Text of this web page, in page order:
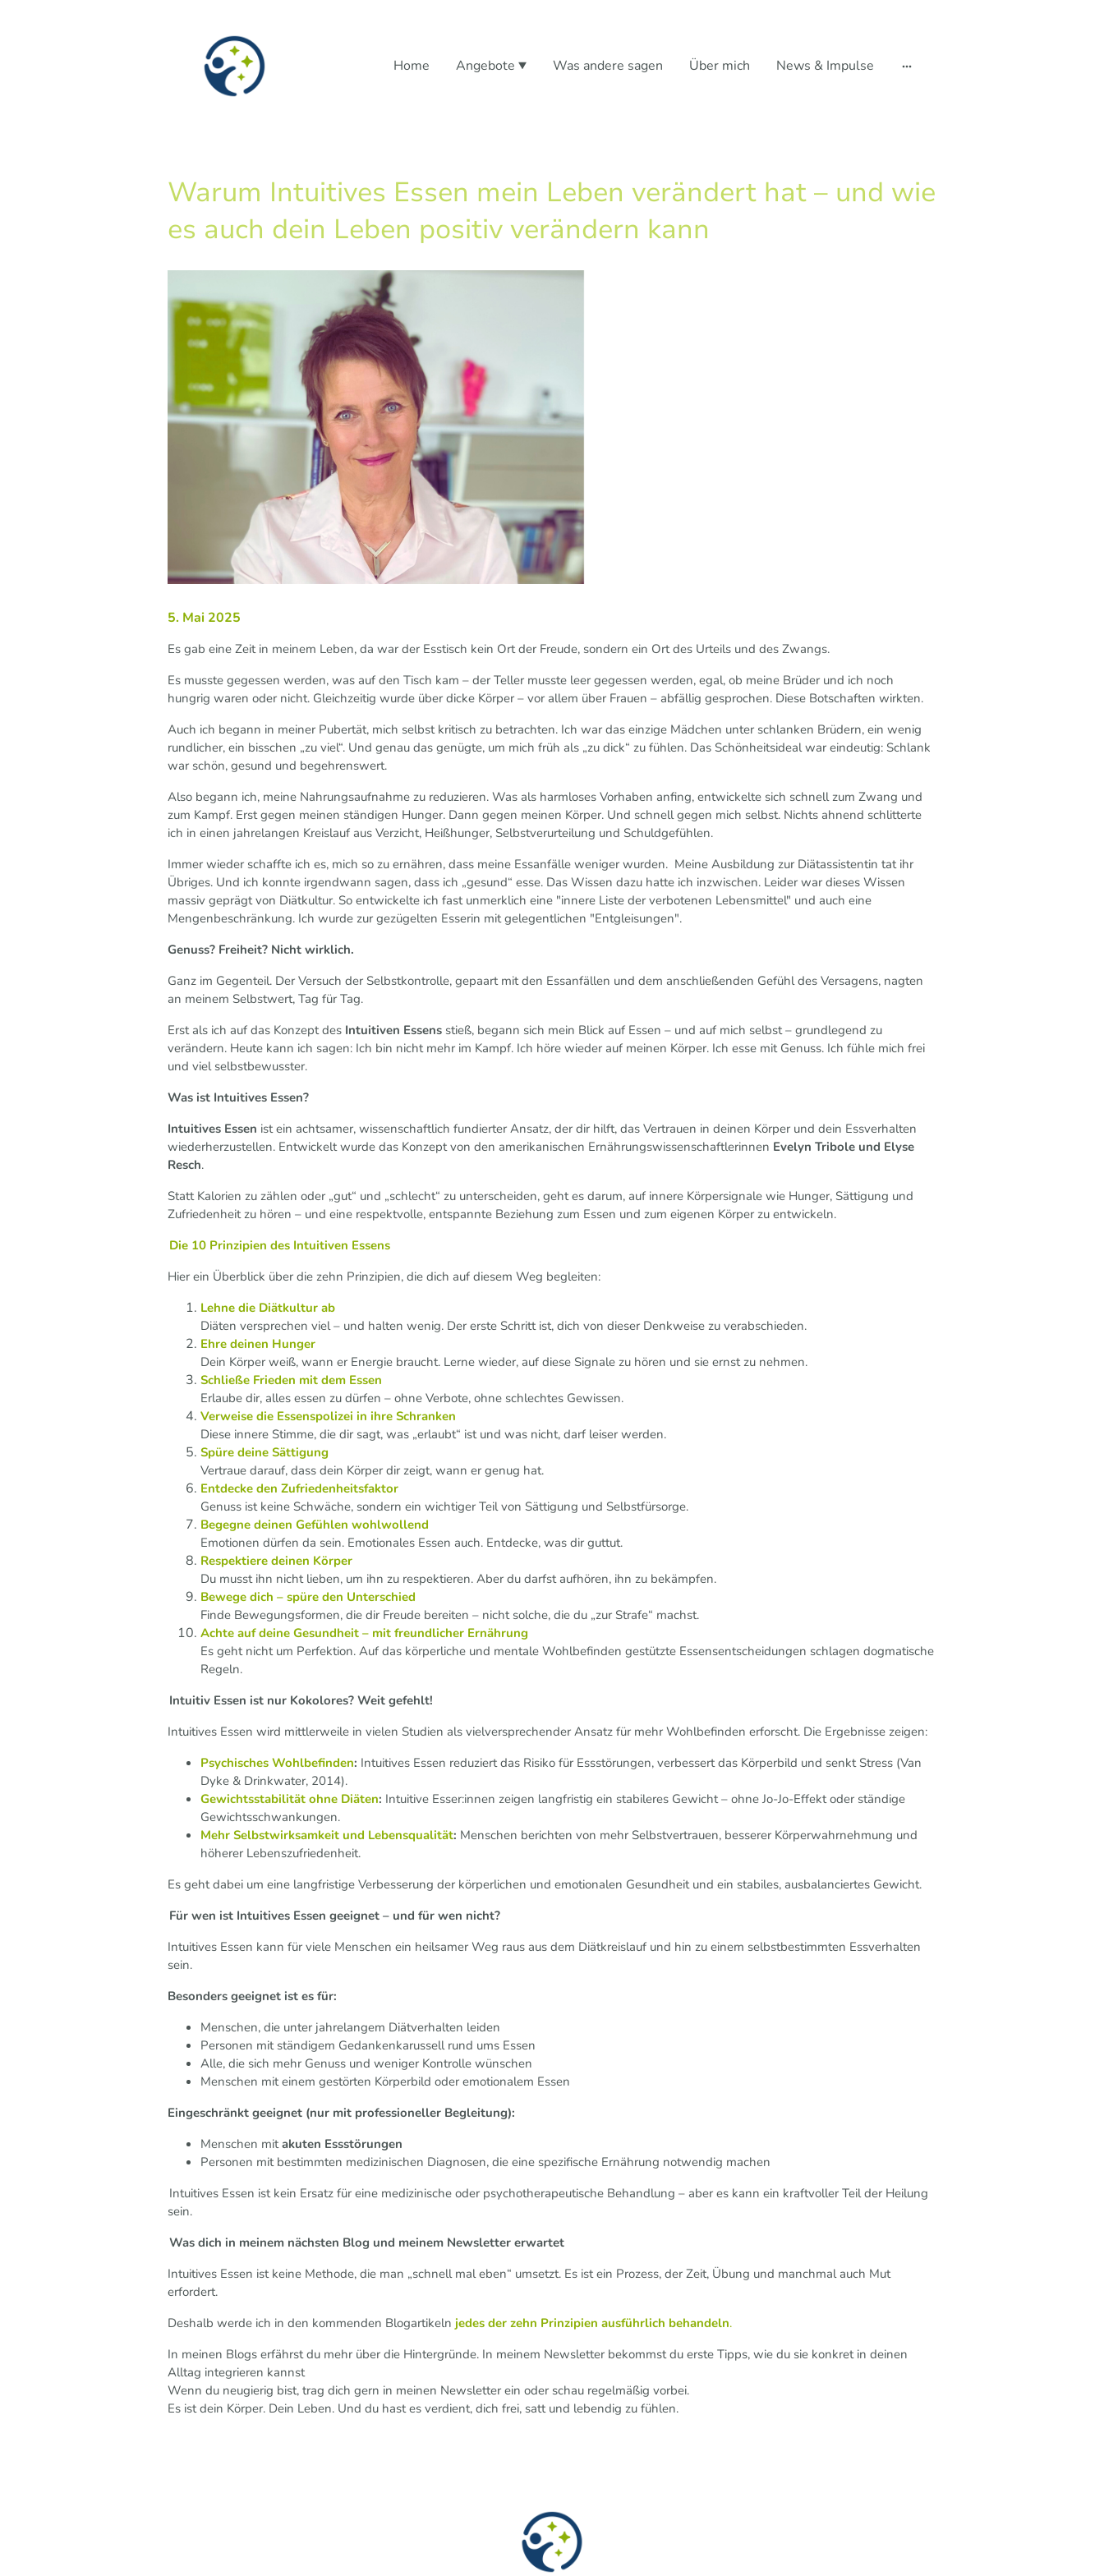
Home Angebote Was andere sagen Über mich News & Impulse
Warum Intuitives Essen mein Leben verändert hat – und wie
es auch dein Leben positiv verändern kann
5. Mai 2025
Es gab eine Zeit in meinem Leben, da war der Esstisch kein Ort der Freude, sondern ein Ort des Urteils und des Zwangs.
Es musste gegessen werden, was auf den Tisch kam – der Teller musste leer gegessen werden, egal, ob meine Brüder und ich noch
hungrig waren oder nicht. Gleichzeitig wurde über dicke Körper – vor allem über Frauen – abfällig gesprochen. Diese Botschaften wirkten.
Auch ich begann in meiner Pubertät, mich selbst kritisch zu betrachten. Ich war das einzige Mädchen unter schlanken Brüdern, ein wenig
rundlicher, ein bisschen „zu viel“. Und genau das genügte, um mich früh als „zu dick“ zu fühlen. Das Schönheitsideal war eindeutig: Schlank
war schön, gesund und begehrenswert.
Also begann ich, meine Nahrungsaufnahme zu reduzieren. Was als harmloses Vorhaben anfing, entwickelte sich schnell zum Zwang und
zum Kampf. Erst gegen meinen ständigen Hunger. Dann gegen meinen Körper. Und schnell gegen mich selbst. Nichts ahnend schlitterte
ich in einen jahrelangen Kreislauf aus Verzicht, Heißhunger, Selbstverurteilung und Schuldgefühlen.
Immer wieder schaffte ich es, mich so zu ernähren, dass meine Essanfälle weniger wurden. Meine Ausbildung zur Diätassistentin tat ihr
Übriges. Und ich konnte irgendwann sagen, dass ich „gesund“ esse. Das Wissen dazu hatte ich inzwischen. Leider war dieses Wissen
massiv geprägt von Diätkultur. So entwickelte ich fast unmerklich eine "innere Liste der verbotenen Lebensmittel" und auch eine
Mengenbeschränkung. Ich wurde zur gezügelten Esserin mit gelegentlichen "Entgleisungen".
Genuss? Freiheit? Nicht wirklich.
Ganz im Gegenteil. Der Versuch der Selbstkontrolle, gepaart mit den Essanfällen und dem anschließenden Gefühl des Versagens, nagten
an meinem Selbstwert, Tag für Tag.
Erst als ich auf das Konzept des Intuitiven Essens stieß, begann sich mein Blick auf Essen – und auf mich selbst – grundlegend zu
verändern. Heute kann ich sagen: Ich bin nicht mehr im Kampf. Ich höre wieder auf meinen Körper. Ich esse mit Genuss. Ich fühle mich frei
und viel selbstbewusster.
Was ist Intuitives Essen?
Intuitives Essen ist ein achtsamer, wissenschaftlich fundierter Ansatz, der dir hilft, das Vertrauen in deinen Körper und dein Essverhalten
wiederherzustellen. Entwickelt wurde das Konzept von den amerikanischen Ernährungswissenschaftlerinnen Evelyn Tribole und Elyse
Resch.
Statt Kalorien zu zählen oder „gut“ und „schlecht“ zu unterscheiden, geht es darum, auf innere Körpersignale wie Hunger, Sättigung und
Zufriedenheit zu hören – und eine respektvolle, entspannte Beziehung zum Essen und zum eigenen Körper zu entwickeln.
Die 10 Prinzipien des Intuitiven Essens
Hier ein Überblick über die zehn Prinzipien, die dich auf diesem Weg begleiten:
Lehne die Diätkultur ab
Diäten versprechen viel – und halten wenig. Der erste Schritt ist, dich von dieser Denkweise zu verabschieden.
Ehre deinen Hunger
Dein Körper weiß, wann er Energie braucht. Lerne wieder, auf diese Signale zu hören und sie ernst zu nehmen.
Schließe Frieden mit dem Essen
Erlaube dir, alles essen zu dürfen – ohne Verbote, ohne schlechtes Gewissen.
Verweise die Essenspolizei in ihre Schranken
Diese innere Stimme, die dir sagt, was „erlaubt“ ist und was nicht, darf leiser werden.
Spüre deine Sättigung
Vertraue darauf, dass dein Körper dir zeigt, wann er genug hat.
Entdecke den Zufriedenheitsfaktor
Genuss ist keine Schwäche, sondern ein wichtiger Teil von Sättigung und Selbstfürsorge.
Begegne deinen Gefühlen wohlwollend
Emotionen dürfen da sein. Emotionales Essen auch. Entdecke, was dir guttut.
Respektiere deinen Körper
Du musst ihn nicht lieben, um ihn zu respektieren. Aber du darfst aufhören, ihn zu bekämpfen.
Bewege dich – spüre den Unterschied
Finde Bewegungsformen, die dir Freude bereiten – nicht solche, die du „zur Strafe“ machst.
Achte auf deine Gesundheit – mit freundlicher Ernährung
Es geht nicht um Perfektion. Auf das körperliche und mentale Wohlbefinden gestützte Essensentscheidungen schlagen dogmatische
Regeln.
Intuitiv Essen ist nur Kokolores? Weit gefehlt!
Intuitives Essen wird mittlerweile in vielen Studien als vielversprechender Ansatz für mehr Wohlbefinden erforscht. Die Ergebnisse zeigen:
Psychisches Wohlbefinden: Intuitives Essen reduziert das Risiko für Essstörungen, verbessert das Körperbild und senkt Stress (Van
Dyke & Drinkwater, 2014).
Gewichtsstabilität ohne Diäten: Intuitive Esser:innen zeigen langfristig ein stabileres Gewicht – ohne Jo-Jo-Effekt oder ständige
Gewichtsschwankungen.
Mehr Selbstwirksamkeit und Lebensqualität: Menschen berichten von mehr Selbstvertrauen, besserer Körperwahrnehmung und
höherer Lebenszufriedenheit.
Es geht dabei um eine langfristige Verbesserung der körperlichen und emotionalen Gesundheit und ein stabiles, ausbalanciertes Gewicht.
Für wen ist Intuitives Essen geeignet – und für wen nicht?
Intuitives Essen kann für viele Menschen ein heilsamer Weg raus aus dem Diätkreislauf und hin zu einem selbstbestimmten Essverhalten
sein.
Besonders geeignet ist es für:
Menschen, die unter jahrelangem Diätverhalten leiden
Personen mit ständigem Gedankenkarussell rund ums Essen
Alle, die sich mehr Genuss und weniger Kontrolle wünschen
Menschen mit einem gestörten Körperbild oder emotionalem Essen
Eingeschränkt geeignet (nur mit professioneller Begleitung):
Menschen mitakuten Essstörungen
Personen mit bestimmten medizinischen Diagnosen, die eine spezifische Ernährung notwendig machen
Intuitives Essen ist kein Ersatz für eine medizinische oder psychotherapeutische Behandlung – aber es kann ein kraftvoller Teil der Heilung
sein.
Was dich in meinem nächsten Blog und meinem Newsletter erwartet
Intuitives Essen ist keine Methode, die man „schnell mal eben“ umsetzt. Es ist ein Prozess, der Zeit, Übung und manchmal auch Mut
erfordert.
Deshalb werde ich in den kommenden Blogartikeln jedes der zehn Prinzipien ausführlich behandeln.
In meinen Blogs erfährst du mehr über die Hintergründe. In meinem Newsletter bekommst du erste Tipps, wie du sie konkret in deinen
Alltag integrieren kannst
Wenn du neugierig bist, trag dich gern in meinen Newsletter ein oder schau regelmäßig vorbei.
Es ist dein Körper. Dein Leben. Und du hast es verdient, dich frei, satt und lebendig zu fühlen.